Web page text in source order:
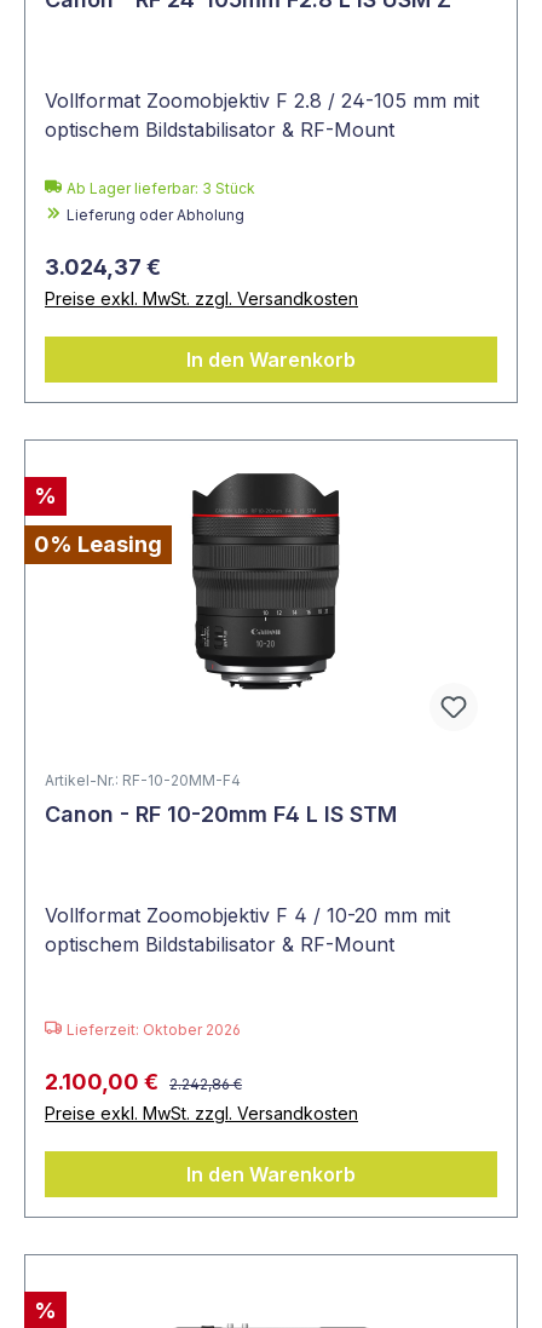
Vollformat Zoomobjektiv F 2.8 / 24-105 mm mit
optischem Bildstabilisator & RF-Mount
Ab Lager lieferbar: 3 Stück
Lieferung oder Abholung
3.024,37 €
Preise exkl. MwSt. zzgl. Versandkosten
In den Warenkorb
%
0% Leasing
Artikel-Nr.: RF-10-20MM-F4
Canon - RF 10-20mm F4 L IS STM
Vollformat Zoomobjektiv F 4 / 10-20 mm mit
optischem Bildstabilisator & RF-Mount
Lieferzeit: Oktober 2026
2.100,00 € 2.242,86 €
Preise exkl. MwSt. zzgl. Versandkosten
In den Warenkorb
%